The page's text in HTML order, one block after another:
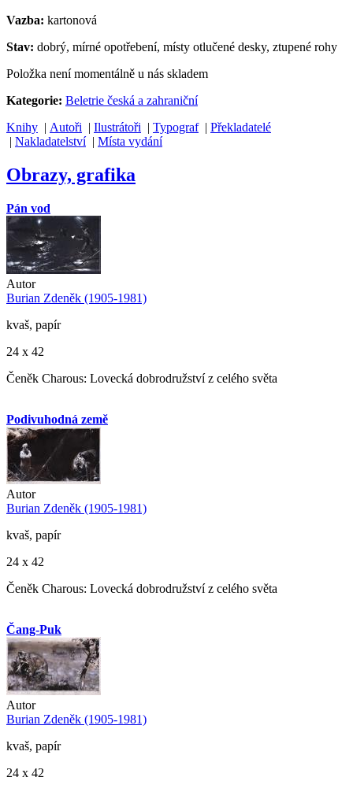
Vazba: kartonová
Stav: dobrý, mírné opotřebení, místy otlučené desky, ztupené rohy
Položka není momentálně u nás skladem
Kategorie: Beletrie česká a zahraniční
Knihy | Autoři | Ilustrátoři | Typograf| Překladatelé
| Nakladatelství| Místa vydání
Obrazy, grafika
Pán vod
Autor
Burian Zdeněk (1905-1981)
kvaš, papír
24 x 42
Čeněk Charous: Lovecká dobrodružství z celého světa
Podivuhodná země
Autor
Burian Zdeněk (1905-1981)
kvaš, papír
24 x 42
Čeněk Charous: Lovecká dobrodružství z celého světa
Čang-Puk
Autor
Burian Zdeněk (1905-1981)
kvaš, papír
24 x 42